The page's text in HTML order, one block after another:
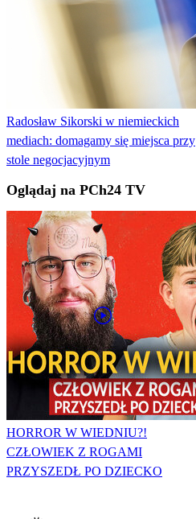
Radosław Sikorski w niemieckich
mediach: domagamy się miejsca przy
stole negocjacyjnym
Oglądaj na PCh24 TV
HORROR W WIEDNIU?!
CZŁOWIEK Z ROGAMI
PRZYSZEDŁ PO DZIECKO